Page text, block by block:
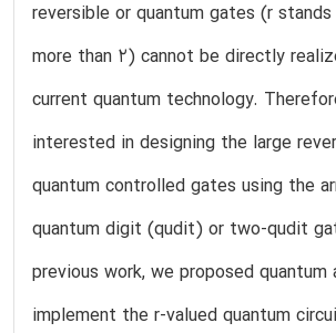
reversible or quantum gates (r
more than 2) cannot be directly
current quantum technology.
interested in designing the large
quantum controlled gates using the
quantum digit (qudit) or two-qudit
previous work, we proposed quantum
implement the r-valued quantum